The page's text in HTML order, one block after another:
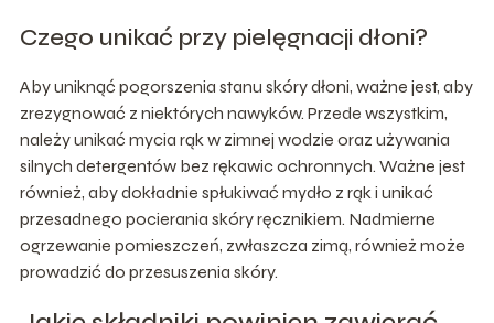
Czego unikać przy pielęgnacji dłoni?
Aby uniknąć pogorszenia stanu skóry dłoni, ważne jest, aby
zrezygnować z niektórych nawyków. Przede wszystkim,
należy unikać mycia rąk w zimnej wodzie oraz używania
silnych detergentów bez rękawic ochronnych. Ważne jest
również, aby dokładnie spłukiwać mydło z rąk i unikać
przesadnego pocierania skóry ręcznikiem. Nadmierne
ogrzewanie pomieszczeń, zwłaszcza zimą, również może
prowadzić do przesuszenia skóry.